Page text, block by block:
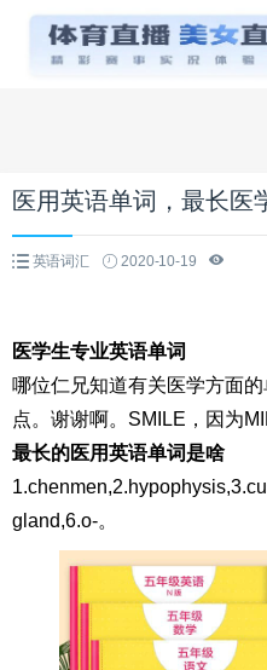
医用英语单词，最长医
英语词汇 2020-10-19
医学生专业英语单词
哪位仁兄知道有关医学方面
点。谢谢啊。SMILE，因为
最长的医用英语单词是啥
gland,6.o-。